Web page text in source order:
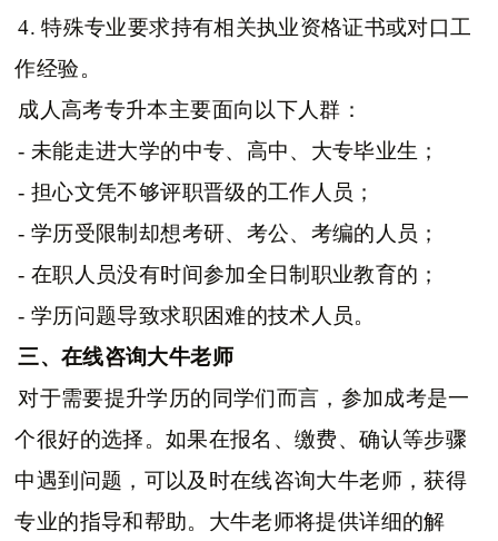
4. 特殊专业要求持有相关执业资格证书或对口工
作经验。
成人高考专升本主要面向以下人群：
- 未能走进大学的中专、高中、大专毕业生；
- 担心文凭不够评职晋级的工作人员；
- 学历受限制却想考研、考公、考编的人员；
- 在职人员没有时间参加全日制职业教育的；
- 学历问题导致求职困难的技术人员。
三、在线咨询大牛老师
对于需要提升学历的同学们而言，参加成考是一
个很好的选择。如果在报名、缴费、确认等步骤
中遇到问题，可以及时在线咨询大牛老师，获得
专业的指导和帮助。大牛老师将提供详细的解